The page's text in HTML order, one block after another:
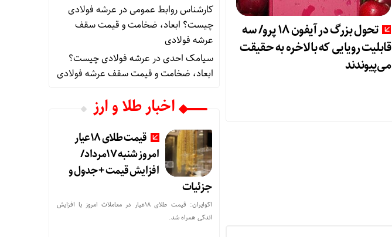
تحول بزرگ در آیفون ۱۸ پرو/ سه
قابلیت رویایی که بالاخره به حقیقت
می‌پیوندند
کارشناس روابط عمومیدر عرشه فولادی
چیست؟ ابعاد، ضخامت و قیمت سقف
عرشه فولادی
سیامک احدیدر عرشه فولادی چیست؟
ابعاد، ضخامت و قیمت سقف عرشه فولادی
اخبار طلا و ارز
قیمت طلای 18عیار
امروز شنبه 17مرداد/
افزایش قیمت + جدول و
جزئیات
اکوایران: قیمت طلای 18عیار در معاملات امروز با افزایش
اندکی همراه شد.